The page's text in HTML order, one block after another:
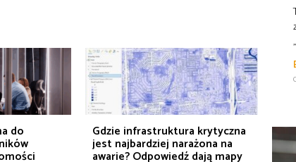
do Gdzie infrastruktura krytyczna
jest najbardziej narażona na
awarie? Odpowiedź dają mapy